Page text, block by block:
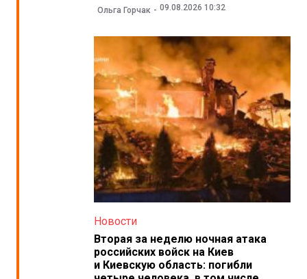
Ольга Горчак 09.08.2026 10:32
Новости
Вторая за неделю ночная атака
российских войск на Киев
и Киевскую область: погибли